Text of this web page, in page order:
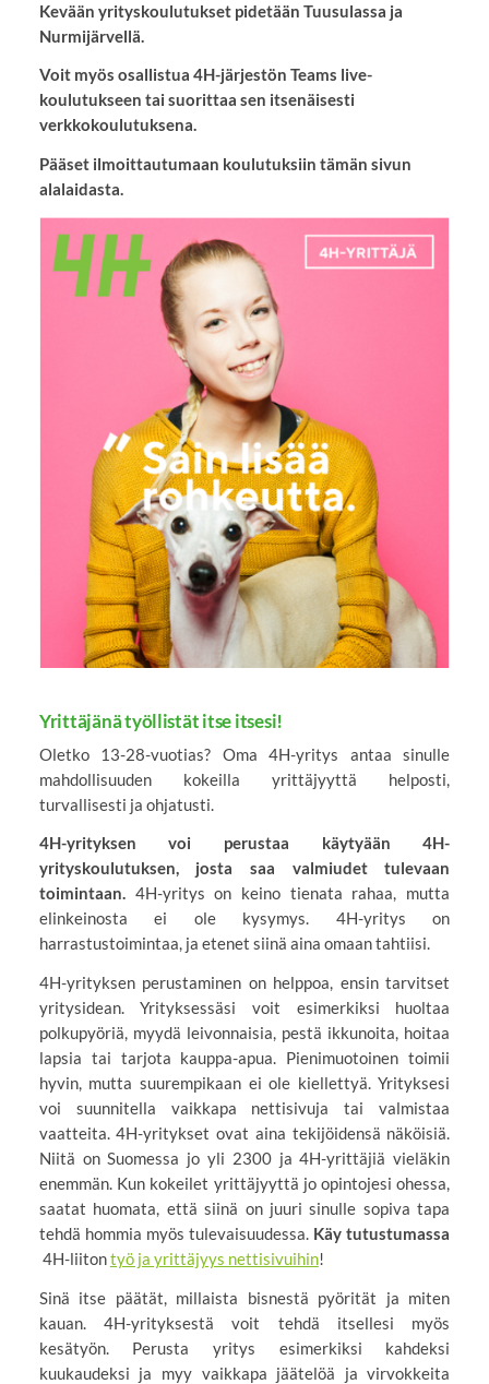
Kevään yrityskoulutukset pidetään Tuusulassa ja
Nurmijärvellä.
Voit myös osallistua 4H-järjestön Teams live-
koulutukseen tai suorittaa sen itsenäisesti
verkkokoulutuksena.
Pääset ilmoittautumaan koulutuksiin tämän sivun
alalaidasta.
Yrittäjänä työllistät itse itsesi!
Oletko 13-28-vuotias? Oma 4H-yritys antaa sinulle
mahdollisuuden kokeilla yrittäjyyttä helposti,
turvallisesti ja ohjatusti.
4H-yrityksen voi perustaa käytyään 4H-
yrityskoulutuksen, josta saa valmiudet tulevaan
toimintaan.4H-yritys on keino tienata rahaa, mutta
elinkeinosta ei ole kysymys. 4H-yritys on
harrastustoimintaa, ja etenet siinä aina omaan tahtiisi.
4H-yrityksen perustaminen on helppoa, ensin tarvitset
yritysidean. Yrityksessäsi voit esimerkiksi huoltaa
polkupyöriä, myydä leivonnaisia, pestä ikkunoita, hoitaa
lapsia tai tarjota kauppa-apua. Pienimuotoinen toimii
hyvin, mutta suurempikaan ei ole kiellettyä. Yrityksesi
voi suunnitella vaikkapa nettisivuja tai valmistaa
vaatteita. 4H-yritykset ovat aina tekijöidensä näköisiä.
Niitä on Suomessa jo yli 2300 ja 4H-yrittäjiä vieläkin
enemmän. Kun kokeilet yrittäjyyttä jo opintojesi ohessa,
saatat huomata, että siinä on juuri sinulle sopiva tapa
tehdä hommia myös tulevaisuudessa. Käy tutustumassa
4H-liitontyö ja yrittäjyys nettisivuihin!
Sinä itse päätät, millaista bisnestä pyörität ja miten
kauan. 4H-yrityksestä voit tehdä itsellesi myös
kesätyön. Perusta yritys esimerkiksi kahdeksi
kuukaudeksi ja myy vaikkapa jäätelöä ja virvokkeita